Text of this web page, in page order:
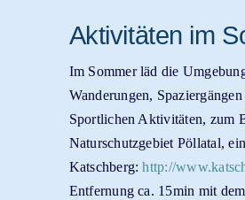
Aktivitäten im
Im Sommer läd die
Wanderungen,
Sportlichen Aktivitäten, zum
Naturschutzgebiet Pöllatal,
Katschberg:http://
Entfernung ca. 15min mit